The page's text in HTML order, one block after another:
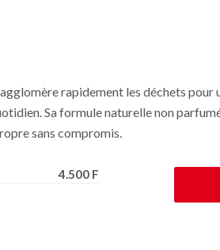
rapidement les déchets pour
Sa formule naturelle non
sans compromis.
4.500 F